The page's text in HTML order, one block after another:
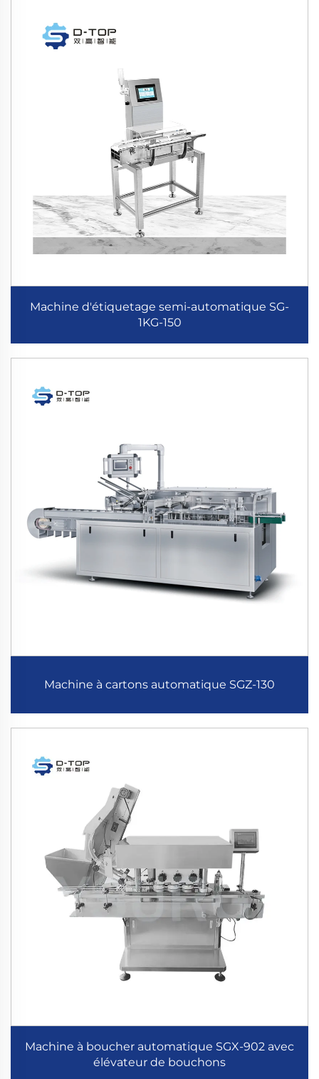
Machine d'étiquetage semi-automatique SG-
1KG-150
Machine à cartons automatique SGZ-130
Machine à boucher automatique SGX-902 avec
élévateur de bouchons